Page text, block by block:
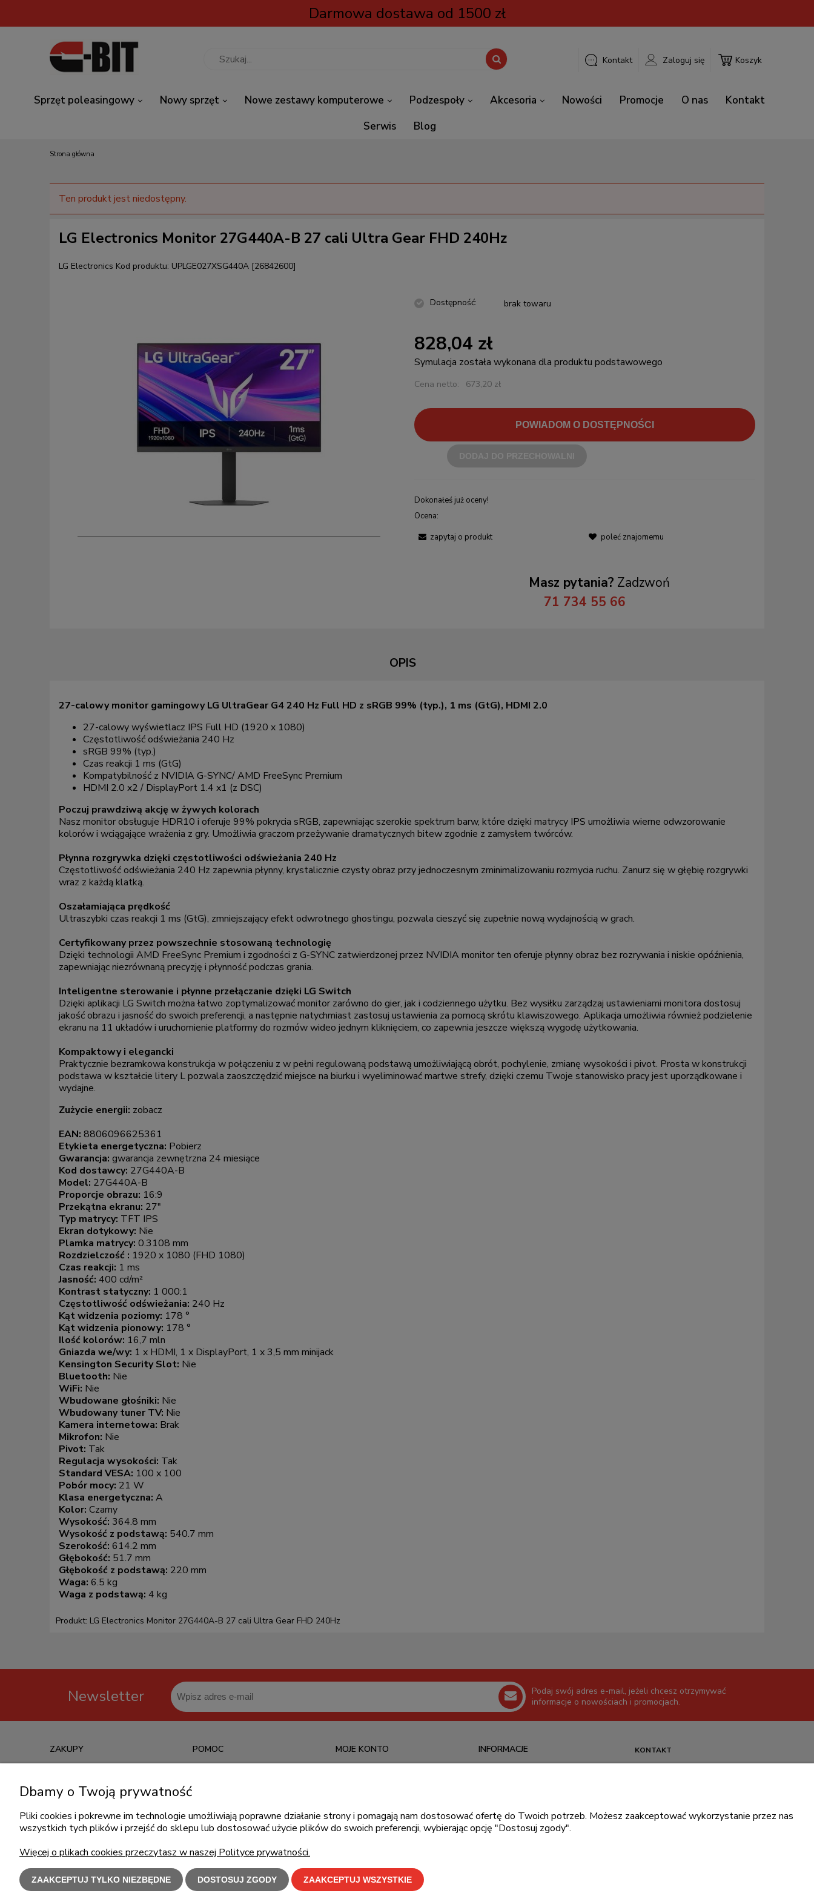
Darmowa dostawa od 1500 zł
Koszyk
Kontakt Zaloguj się
Sprzęt poleasingowy Nowy sprzęt Nowe zestawy komputerowe Podzespoły Akcesoria Nowości Promocje O nas
Kontakt
Serwis
Blog
Strona główna
Ten produkt jest niedostępny.
LG Electronics Monitor 27G440A-B 27 cali Ultra Gear FHD 240Hz
LG Electronics Kod produktu: UPLGE027XSG440A [26842600]
Dostępność: brak towaru
828,04 zł
Symulacja została wykonana dla produktu podstawowego
Cena netto: 673,20 zł
POWIADOM O DOSTĘPNOŚCI
Dokonałeś już oceny!
Ocena:
zapytaj o produkt
poleć znajomemu
Masz pytania? Zadzwoń
71 734 55 66
OPIS
27-calowy monitor gamingowy LG UltraGear G4 240 Hz Full HD z sRGB 99% (typ.), 1 ms (GtG), HDMI 2.0
27-calowy wyświetlacz IPS Full HD (1920 x 1080)
Częstotliwość odświeżania 240 Hz
sRGB 99% (typ.)
Czas reakcji 1 ms (GtG)
Kompatybilność z NVIDIA G-SYNC/ AMD FreeSync Premium
HDMI 2.0 x2 / DisplayPort 1.4 x1 (z DSC)
Poczuj prawdziwą akcję w żywych kolorach
Nasz monitor obsługuje HDR10 i oferuje 99% pokrycia sRGB, zapewniając szerokie spektrum barw, które dzięki matrycy IPS umożliwia wierne odwzorowanie
kolorów i wciągające wrażenia z gry. Umożliwia graczom przeżywanie dramatycznych bitew zgodnie z zamysłem twórców.
Płynna rozgrywka dzięki częstotliwości odświeżania 240 Hz
Częstotliwość odświeżania 240 Hz zapewnia płynny, krystalicznie czysty obraz przy jednoczesnym zminimalizowaniu rozmycia ruchu. Zanurz się w głębię rozgrywki
wraz z każdą klatką.
Oszałamiająca prędkość
Ultraszybki czas reakcji 1 ms (GtG), zmniejszający efekt odwrotnego ghostingu, pozwala cieszyć się zupełnie nową wydajnością w grach.
Certyfikowany przez powszechnie stosowaną technologię
Dzięki technologii AMD FreeSync Premium i zgodności z G-SYNC zatwierdzonej przez NVIDIA monitor ten oferuje płynny obraz bez rozrywania i niskie opóźnienia,
zapewniając niezrównaną precyzję i płynność podczas grania.
Inteligentne sterowanie i płynne przełączanie dzięki LG Switch
Dzięki aplikacji LG Switch można łatwo zoptymalizować monitor zarówno do gier, jak i codziennego użytku. Bez wysiłku zarządzaj ustawieniami monitora dostosuj
jakość obrazu i jasność do swoich preferencji, a następnie natychmiast zastosuj ustawienia za pomocą skrótu klawiszowego. Aplikacja umożliwia również podzielenie
ekranu na 11 układów i uruchomienie platformy do rozmów wideo jednym kliknięciem, co zapewnia jeszcze większą wygodę użytkowania.
Kompaktowy i elegancki
Praktycznie bezramkowa konstrukcja w połączeniu z w pełni regulowaną podstawą umożliwiającą obrót, pochylenie, zmianę wysokości i pivot. Prosta w konstrukcji
podstawa w kształcie litery L pozwala zaoszczędzić miejsce na biurku i wyeliminować martwe strefy, dzięki czemu Twoje stanowisko pracy jest uporządkowane i
wydajne.
Zużycie energii: zobacz
EAN: 8806096625361
Etykieta energetyczna: Pobierz
Gwarancja: gwarancja zewnętrzna 24 miesiące
Kod dostawcy: 27G440A-B
Model: 27G440A-B
Proporcje obrazu: 16:9
Przekątna ekranu: 27"
Typ matrycy: TFT IPS
Ekran dotykowy: Nie
Plamka matrycy: 0.3108 mm
Rozdzielczość : 1920 x 1080 (FHD 1080)
Czas reakcji: 1 ms
Jasność: 400 cd/m²
Kontrast statyczny: 1 000:1
Częstotliwość odświeżania: 240 Hz
Kąt widzenia poziomy: 178 °
Kąt widzenia pionowy: 178 °
Ilość kolorów: 16,7 mln
Gniazda we/wy: 1 x HDMI, 1 x DisplayPort, 1 x 3,5 mm minijack
Kensington Security Slot: Nie
Bluetooth: Nie
WiFi: Nie
Wbudowane głośniki: Nie
Wbudowany tuner TV: Nie
Kamera internetowa: Brak
Mikrofon: Nie
Pivot: Tak
Regulacja wysokości: Tak
Standard VESA: 100 x 100
Pobór mocy: 21 W
Klasa energetyczna: A
Kolor: Czarny
Wysokość: 364.8 mm
Wysokość z podstawą: 540.7 mm
Szerokość: 614.2 mm
Głębokość: 51.7 mm
Głębokość z podstawą: 220 mm
Waga: 6.5 kg
Waga z podstawą: 4 kg
Produkt: LG Electronics Monitor 27G440A-B 27 cali Ultra Gear FHD 240Hz
Newsletter
Podaj swój adres e-mail, jeżeli chcesz otrzymywać
informacje o nowościach i promocjach.
KONTAKT
ZAKUPY
Informacje o leasingu
Koszt dostawy
POMOC
Regulamin zakupów
MOJE KONTO
Przechowalnia
INFORMACJE
Użytkowanie sklepu oznacza zgodę na wykorzystywanie plików cookies. Szczegółowe informacje w
Dbamy o Twoją prywatność
Pliki cookies i pokrewne im technologie umożliwiają poprawne działanie strony i pomagają nam dostosować ofertę do Twoich potrzeb. Możesz zaakceptować wykorzystanie przez nas
wszystkich tych plików i przejść do sklepu lub dostosować użycie plików do swoich preferencji, wybierając opcję "Dostosuj zgody".
Więcej o plikach cookies przeczytasz w naszej Polityce prywatności.
ZAAKCEPTUJ TYLKO NIEZBĘDNE DOSTOSUJ ZGODY ZAAKCEPTUJ WSZYSTKIE